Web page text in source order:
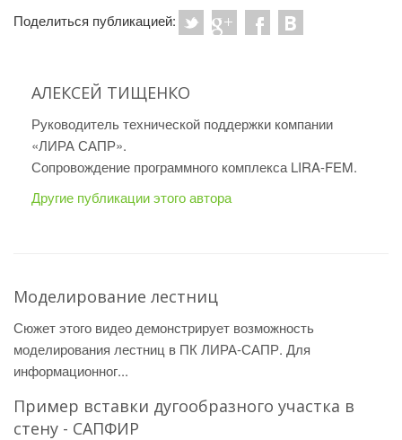
Поделиться публикацией:
АЛЕКСЕЙ ТИЩЕНКО
Руководитель технической поддержки компании
«ЛИРА САПР».
Сопровождение программного комплекса LIRA-FEM.
Другие публикации этого автора
Моделирование лестниц
Сюжет этого видео демонстрирует возможность
моделирования лестниц в ПК ЛИРА-САПР. Для
информационног...
Пример вставки дугообразного участка в
стену - САПФИР